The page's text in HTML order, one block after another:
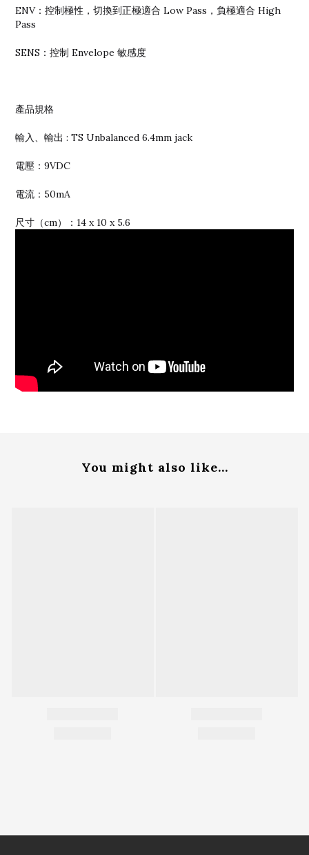
ENV：控制極性，切換到正極適合 Low Pass，負極適合 High
Pass
SENS：控制 Envelope 敏感度
產品規格
輸入、輸出 : TS Unbalanced 6.4mm jack
電壓：9VDC
電流：50mA
尺寸（cm）：14 x 10 x 5.6
You might also like...